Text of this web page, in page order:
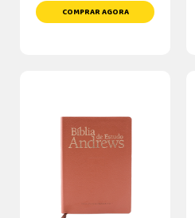
COMPRAR AGORA